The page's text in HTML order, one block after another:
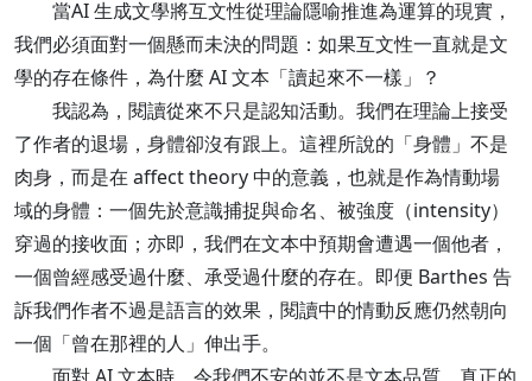
當AI 生成文學將互文性從理論隱喻推進為運算的現實，
我們必須面對一個懸而未決的問題：如果互文性一直就是文
學的存在條件，為什麼 AI 文本「讀起來不一樣」？
我認為，閱讀從來不只是認知活動。我們在理論上接受
了作者的退場，身體卻沒有跟上。這裡所說的「身體」不是
肉身，而是在 affect theory 中的意義，也就是作為情動場
域的身體：一個先於意識捕捉與命名、被強度（intensity）
穿過的接收面；亦即，我們在文本中預期會遭遇一個他者，
一個曾經感受過什麼、承受過什麼的存在。即便 Barthes 告
訴我們作者不過是語言的效果，閱讀中的情動反應仍然朝向
一個「曾在那裡的人」伸出手。
面對 AI 文本時，令我們不安的並不是文本品質。真正的